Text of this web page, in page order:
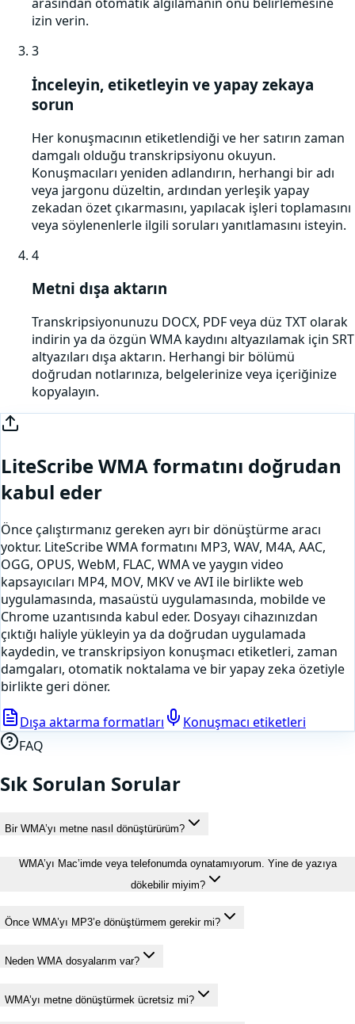
izin verin.
3
İnceleyin, etiketleyin ve yapay zekaya
sorun
Her konuşmacının etiketlendiği ve her satırın zaman
damgalı olduğu transkripsiyonu okuyun.
Konuşmacıları yeniden adlandırın, herhangi bir adı
veya jargonu düzeltin, ardından yerleşik yapay
zekadan özet çıkarmasını, yapılacak işleri toplamasını
veya söylenenlerle ilgili soruları yanıtlamasını isteyin.
4
Metni dışa aktarın
Transkripsiyonunuzu DOCX, PDF veya düz TXT olarak
indirin ya da özgün WMA kaydını altyazılamak için SRT
altyazıları dışa aktarın. Herhangi bir bölümü
doğrudan notlarınıza, belgelerinize veya içeriğinize
kopyalayın.
LiteScribeWMAformatını doğrudan
kabul eder
Önce çalıştırmanız gereken ayrı bir dönüştürme aracı
yoktur. LiteScribeWMAformatını MP3, WAV, M4A, AAC,
OGG, OPUS, WebM, FLAC, WMA ve yaygın video
kapsayıcıları MP4, MOV, MKV ve AVI ile birlikte web
uygulamasında, masaüstü uygulamasında, mobilde ve
Chrome uzantısında kabul eder. Dosyayı cihazınızdan
çıktığı haliyle yükleyin ya da doğrudan uygulamada
kaydedin, ve transkripsiyon konuşmacı etiketleri, zaman
damgaları, otomatik noktalama ve bir yapay zeka özetiyle
birlikte geri döner.
Dışa aktarma formatları
Konuşmacı etiketleri
FAQ
Sık Sorulan Sorular
Bir WMA’yı metne nasıl dönüştürürüm?
WMA’yı Mac’imde veya telefonumda oynatamıyorum. Yine de yazıya
dökebilir miyim?
Önce WMA’yı MP3’e dönüştürmem gerekir mi?
Neden WMA dosyalarım var?
WMA’yı metne dönüştürmek ücretsiz mi?